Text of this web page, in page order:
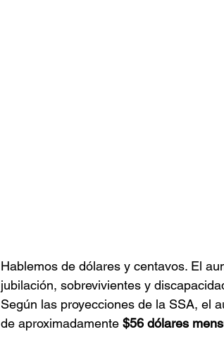
Hablemos de dólares y centavos. El
jubilación, sobrevivientes y
Según las proyecciones de la SSA, el
de aproximadamente $56 dólares